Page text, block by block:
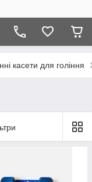
касети для гоління